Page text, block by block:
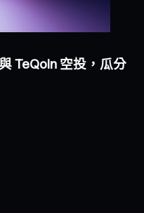
TeQoin 空投，瓜分